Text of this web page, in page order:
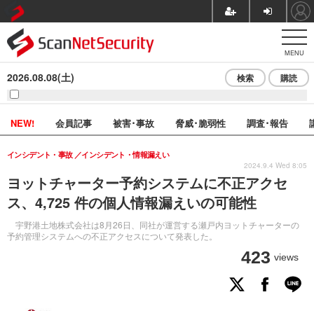
MENU
2026.08.08(土) 検索 購読
NEW! 会員記事 被害･事故 脅威･脆弱性 調査･報告
ヨットチャーター予約システムに不正アクセ
ス、4,725 件の個人情報漏えいの可能性
宇野港土地株式会社は8月26日、同社が運営する瀬戸内ヨットチャーターの
予約管理システムへの不正アクセスについて発表した。
インシデント・事故 インシデント・情報漏えい
423 views
2024.9.4 Wed 8:05